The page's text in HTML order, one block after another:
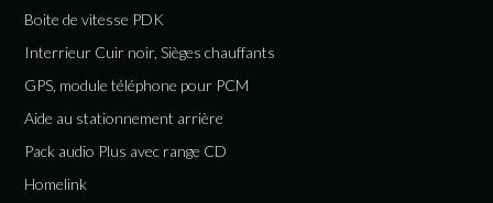
Boite de vitesse PDK
Interrieur Cuir noir, Sièges chauffants
GPS, module téléphone pour PCM
Aide au stationnement arrière
Pack audio Plus avec range CD
Homelink